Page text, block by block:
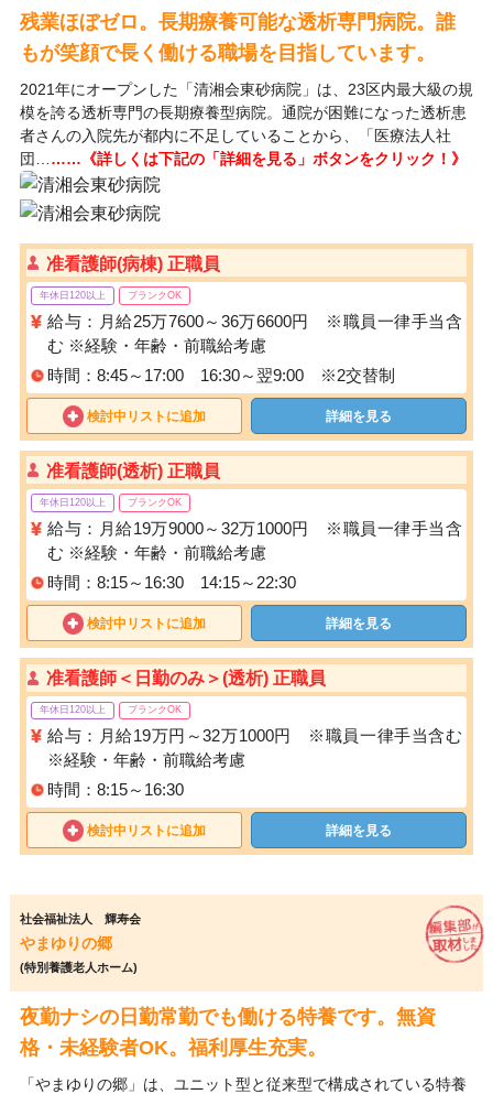
残業ほぼゼロ。長期療養可能な透析専門病院。誰
もが笑顔で長く働ける職場を目指しています。
2021年にオープンした「清湘会東砂病院」は、23区内最大級の規
模を誇る透析専門の長期療養型病院。通院が困難になった透析患
者さんの入院先が都内に不足していることから、「医療法人社
団… ……《詳しくは下記の「詳細を見る」ボタンをクリック！》
准看護師(病棟) 正職員
年休日120以上 ブランクOK
給与：月給25万7600～36万6600円 ※職員一律手当含
む ※経験・年齢・前職給考慮
時間：8:45～17:00 16:30～翌9:00 ※2交替制
検討中リストに追加 詳細を見る
准看護師(透析) 正職員
年休日120以上 ブランクOK
給与：月給19万9000～32万1000円 ※職員一律手当含
む ※経験・年齢・前職給考慮
時間：8:15～16:30 14:15～22:30
検討中リストに追加 詳細を見る
准看護師＜日勤のみ＞(透析) 正職員
年休日120以上 ブランクOK
給与：月給19万円～32万1000円 ※職員一律手当含む
※経験・年齢・前職給考慮
時間：8:15～16:30
検討中リストに追加 詳細を見る
社会福祉法人 輝寿会
やまゆりの郷
(特別養護老人ホーム)
夜勤ナシの日勤常勤でも働ける特養です。無資
格・未経験者OK。福利厚生充実。
「やまゆりの郷」は、ユニット型と従来型で構成されている特養